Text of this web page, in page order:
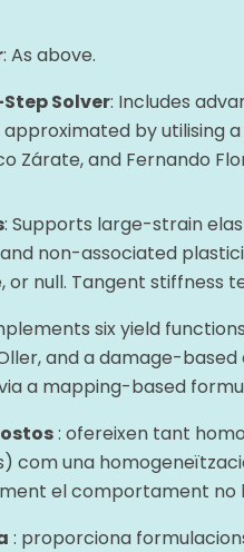
: As above.
Solver: Includes
by utilising
Zárate, and Fernando
: Supports large-strain
non-associated
or null. Tangent stiffness
six yield
and a damage-
a mapping-based
: ofereixen tant
com una
el comportament no
: proporciona